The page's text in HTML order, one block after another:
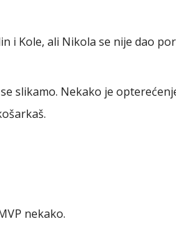
i Kole, ali Nikola se nije dao
slikamo. Nekako je
nekako.